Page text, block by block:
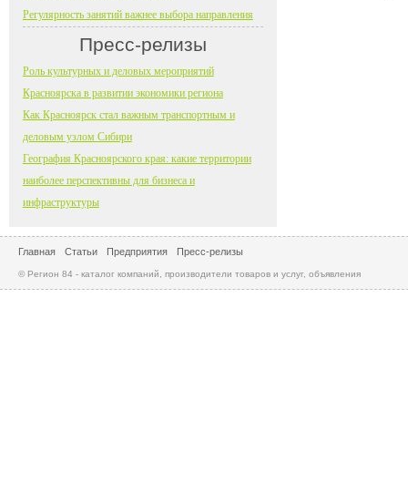
Регулярность занятий важнее выбора направления
Пресс-релизы
Роль культурных и деловых мероприятий
Красноярска в развитии экономики региона
Как Красноярск стал важным транспортным и
деловым узлом Сибири
География Красноярского края: какие территории
наиболее перспективны для бизнеса и
инфраструктуры
Главная Статьи Предприятия Пресс-релизы
© Регион 84 - каталог компаний, производители товаров и услуг, объявления